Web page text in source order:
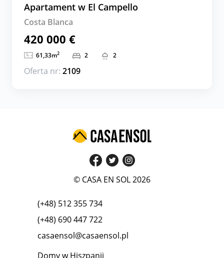
Apartament w El Campello
Costa Blanca
420 000 €
61,33m2 2 2
Oferta nr: 2109
© CASA EN SOL 2026
(+48) 512 355 734
(+48) 690 447 722
casaensol@casaensol.pl
Domy w Hiszpanii